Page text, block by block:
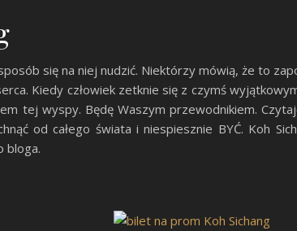
się na niej nudzić. Niektórzy mówią, że to
Kiedy człowiek zetknie się z czymś
tej wyspy. Będę Waszym przewodnikiem.
od całego świata i niespiesznie BYĆ. Koh
bloga.